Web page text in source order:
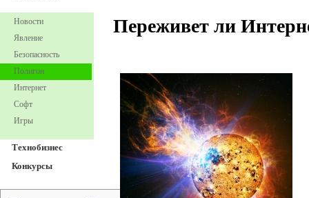
Новости
Явление
Безопасность
Полигон
Интернет
Софт
Игры
Технобизнес
Конкурсы
Переживет ли